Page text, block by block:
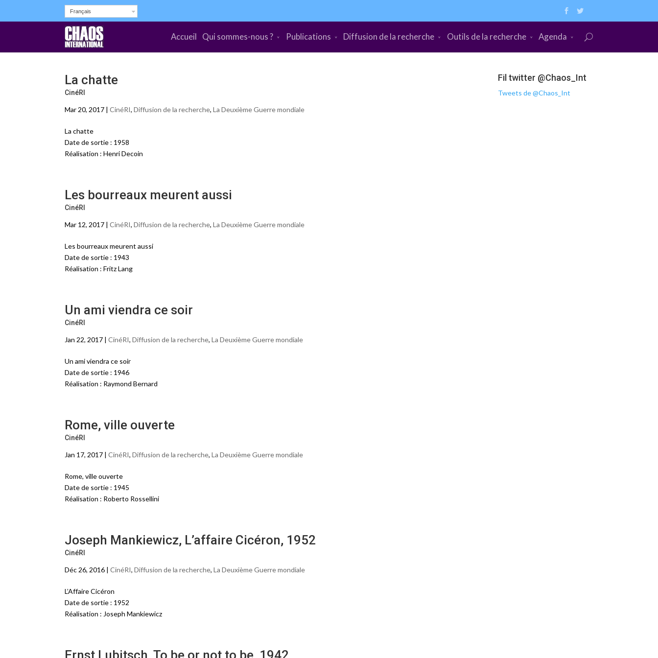
Français
Accueil Qui sommes-nous ? Publications Diffusion de la recherche Outils de la recherche Agenda
La chatte
CinéRI
Mar 20, 2017 | CinéRI, Diffusion de la recherche, La Deuxième Guerre mondiale
La chatte
Date de sortie : 1958
Réalisation : Henri Decoin
Les bourreaux meurent aussi
CinéRI
Mar 12, 2017 | CinéRI, Diffusion de la recherche, La Deuxième Guerre mondiale
Les bourreaux meurent aussi
Date de sortie : 1943
Réalisation : Fritz Lang
Un ami viendra ce soir
CinéRI
Jan 22, 2017 | CinéRI, Diffusion de la recherche, La Deuxième Guerre mondiale
Un ami viendra ce soir
Date de sortie : 1946
Réalisation : Raymond Bernard
Rome, ville ouverte
CinéRI
Jan 17, 2017 | CinéRI, Diffusion de la recherche, La Deuxième Guerre mondiale
Rome, ville ouverte
Date de sortie : 1945
Réalisation : Roberto Rossellini
Joseph Mankiewicz, L’affaire Cicéron, 1952
CinéRI
Déc 26, 2016 | CinéRI, Diffusion de la recherche, La Deuxième Guerre mondiale
L’Affaire Cicéron
Date de sortie : 1952
Réalisation : Joseph Mankiewicz
Ernst Lubitsch, To be or not to be, 1942
Fil twitter @Chaos_Int
Tweets de @Chaos_Int